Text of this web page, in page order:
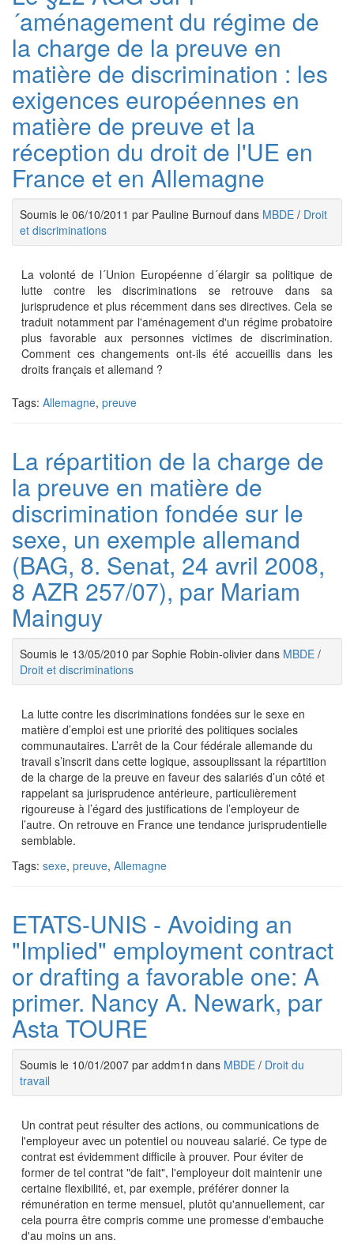
´aménagement du régime de
la charge de la preuve en
matière de discrimination : les
exigences européennes en
matière de preuve et la
réception du droit de l'UE en
France et en Allemagne
Soumis le 06/10/2011 par Pauline Burnouf dans MBDE / Droit
et discriminations
La volonté de l´Union Européenne d´élargir sa politique de
lutte contre les discriminations se retrouve dans sa
jurisprudence et plus récemment dans ses directives. Cela se
traduit notamment par l'aménagement d'un régime probatoire
plus favorable aux personnes victimes de discrimination.
Comment ces changements ont-ils été accueillis dans les
droits français et allemand ?
Tags: Allemagne, preuve
La répartition de la charge de
la preuve en matière de
discrimination fondée sur le
sexe, un exemple allemand
(BAG, 8. Senat, 24 avril 2008,
8 AZR 257/07), par Mariam
Mainguy
Soumis le 13/05/2010 par Sophie Robin-olivier dans MBDE /
Droit et discriminations
La lutte contre les discriminations fondées sur le sexe en
matière d’emploi est une priorité des politiques sociales
communautaires. L’arrêt de la Cour fédérale allemande du
travail s’inscrit dans cette logique, assouplissant la répartition
de la charge de la preuve en faveur des salariés d’un côté et
rappelant sa jurisprudence antérieure, particulièrement
rigoureuse à l’égard des justifications de l’employeur de
l’autre. On retrouve en France une tendance jurisprudentielle
semblable.
Tags: sexe, preuve, Allemagne
ETATS-UNIS - Avoiding an
"Implied" employment contract
or drafting a favorable one: A
primer. Nancy A. Newark, par
Asta TOURE
Soumis le 10/01/2007 par addm1n dans MBDE / Droit du
travail
Un contrat peut résulter des actions, ou communications de
l'employeur avec un potentiel ou nouveau salarié. Ce type de
contrat est évidemment difficile à prouver. Pour éviter de
former de tel contrat "de fait", l'employeur doit maintenir une
certaine flexibilité, et, par exemple, préférer donner la
rémunération en terme mensuel, plutôt qu'annuellement, car
cela pourra être compris comme une promesse d'embauche
d'au moins un ans.